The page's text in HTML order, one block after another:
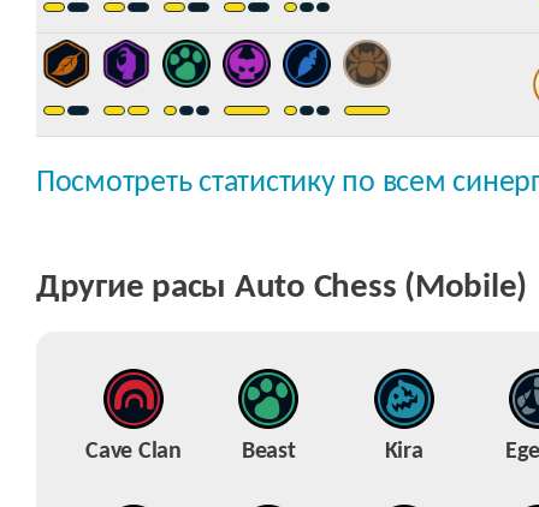
Посмотреть статистику по всем
Другие расы Auto Chess (Mobile)
Cave Clan Beast Kira